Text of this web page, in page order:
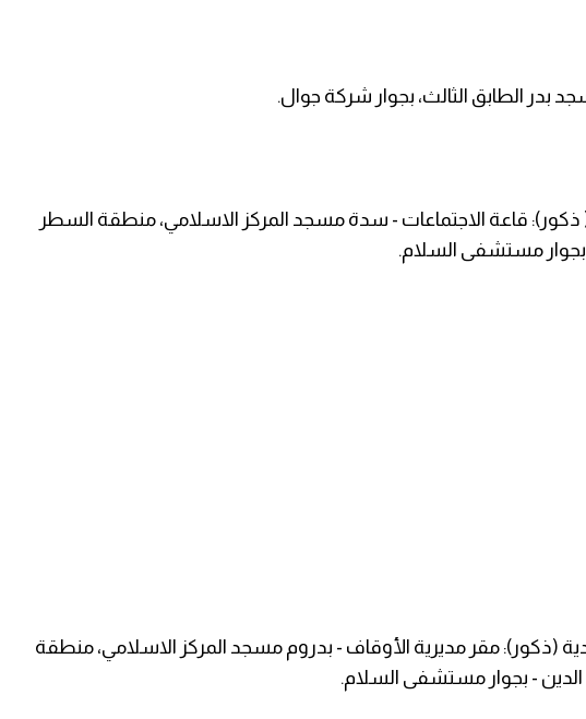
بدر الطابق الثالث، بجوار شركة جوال.
ذكور): قاعة الاجتماعات - سدة مسجد المركز الاسلامي، منطقة السطر
مستشفى السلام.
(ذكور): مقر مديرية الأوقاف - بدروم مسجد المركز الاسلامي، منطقة
- بجوار مستشفى السلام.